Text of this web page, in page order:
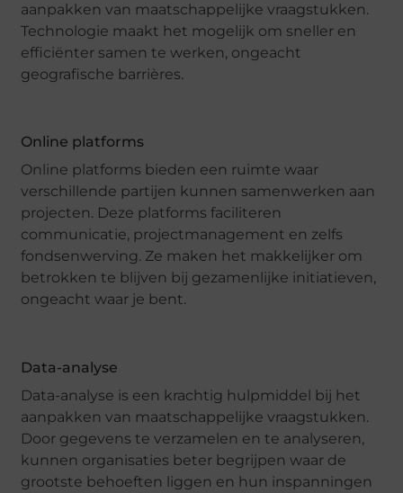
aanpakken van maatschappelijke vraagstukken.
Technologie maakt het mogelijk om sneller en
efficiënter samen te werken, ongeacht
geografische barrières.
Online platforms
Online platforms bieden een ruimte waar
verschillende partijen kunnen samenwerken aan
projecten. Deze platforms faciliteren
communicatie, projectmanagement en zelfs
fondsenwerving. Ze maken het makkelijker om
betrokken te blijven bij gezamenlijke initiatieven,
ongeacht waar je bent.
Data-analyse
Data-analyse is een krachtig hulpmiddel bij het
aanpakken van maatschappelijke vraagstukken.
Door gegevens te verzamelen en te analyseren,
kunnen organisaties beter begrijpen waar de
grootste behoeften liggen en hun inspanningen